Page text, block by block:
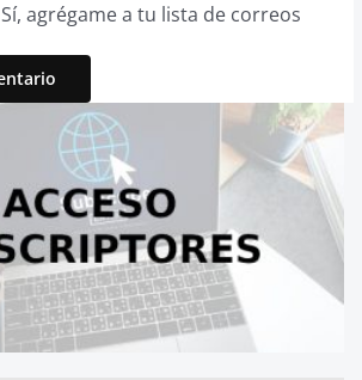
Sí, agrégame a tu lista de correos